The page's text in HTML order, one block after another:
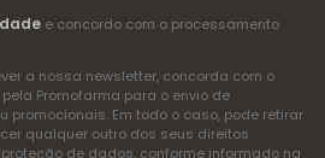
e concordo com o processamento
a nossa newsletter, concorda com o
Promofarma para o envio de
promocionais. Em todo o caso, pode retirar
qualquer outro dos seus direitos
de dados, conforme informado na